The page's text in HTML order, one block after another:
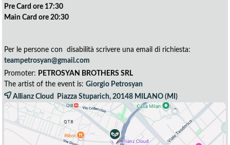
Pre Card ore 17:30
Main Card ore 20:30
Per le persone con disabilità scrivere una email di richiesta:
teampetrosyan@gmail.com
Promoter: PETROSYAN BROTHERS SRL
The artist of the event is: Giorgio Petrosyan
Allianz Cloud Piazza Stuparich, 20148 MILANO (MI)